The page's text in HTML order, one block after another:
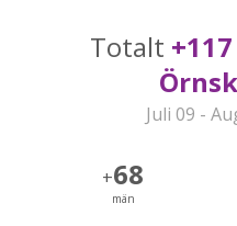
Totalt +117
Juli 09 -
+68
män